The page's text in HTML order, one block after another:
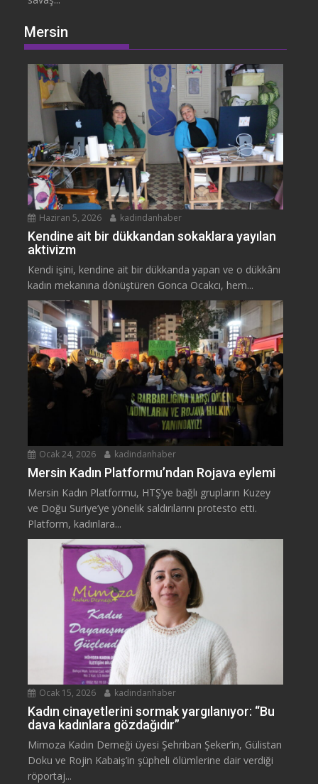
Mersin
Haziran 5, 2026 kadindanhaber
Kendine ait bir dükkandan sokaklara yayılan
aktivizm
Kendi işini, kendine ait bir dükkanda yapan ve o dükkânı
kadın mekanına dönüştüren Gonca Ocakcı, hem...
Ocak 24, 2026 kadindanhaber
Mersin Kadın Platformu’ndan Rojava eylemi
Mersin Kadın Platformu, HTŞ’ye bağlı grupların Kuzey
ve Doğu Suriye’ye yönelik saldırılarını protesto etti.
Platform, kadınlara...
Ocak 15, 2026 kadindanhaber
Kadın cinayetlerini sormak yargılanıyor: “Bu
dava kadınlara gözdağıdır”
Mimoza Kadın Derneği üyesi Şehriban Şeker’in, Gülistan
Doku ve Rojin Kabaiş’in şüpheli ölümlerine dair verdiği
röportaj...